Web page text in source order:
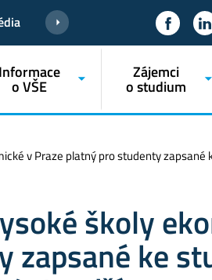
Informace
o VŠE
Zájemci
o studium
v Praze platný pro studenty
školy
zapsané ke